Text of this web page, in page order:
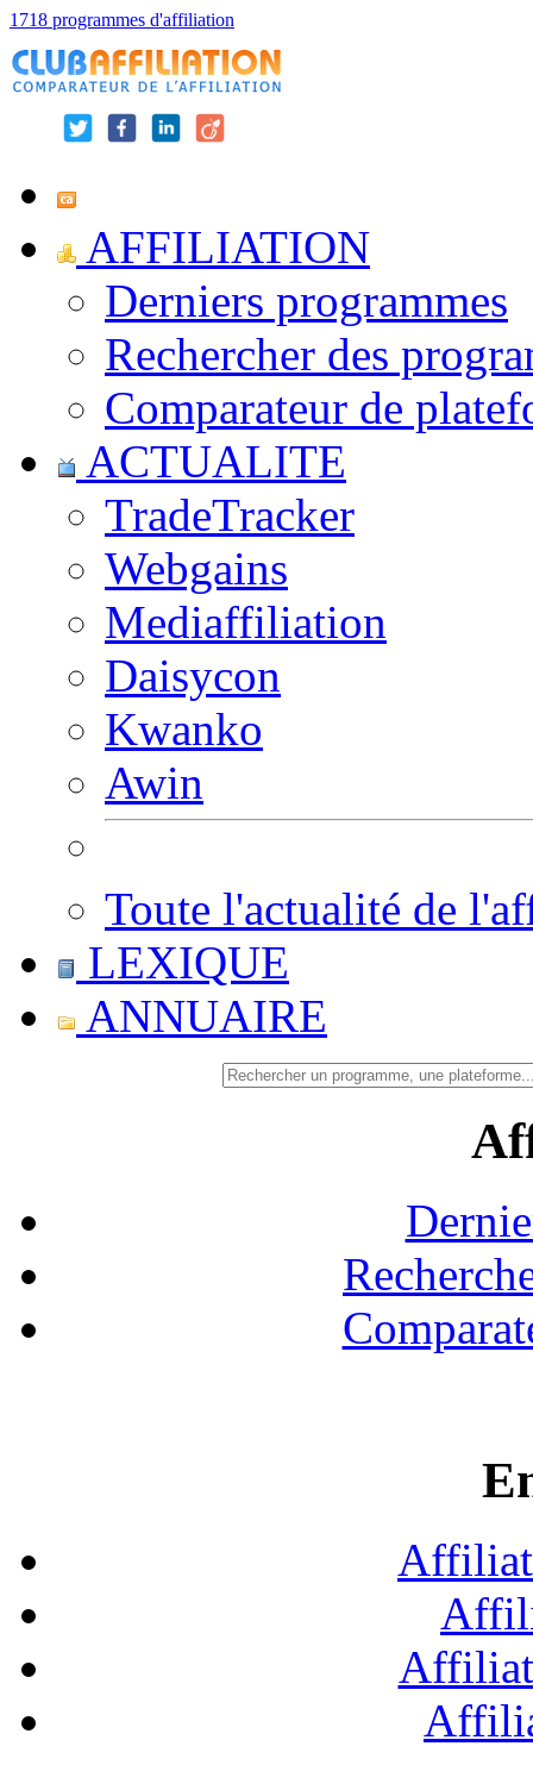
1718 programmes d'affiliation
AFFILIATION
Derniers programmes
Rechercher des
Comparateur de
ACTUALITE
TradeTracker
Webgains
Mediaffiliation
Daisycon
Kwanko
Awin
Toute l'actualité de
LEXIQUE
ANNUAIRE